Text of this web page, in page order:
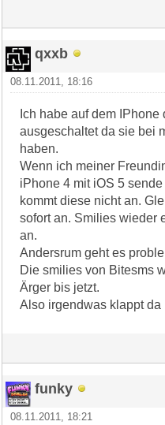
qxxb
08.11.2011, 18:16
Ich habe auf dem
ausgeschaltet da sie bei
haben.
Wenn ich meiner
iPhone 4 mit iOS 5
kommt diese nicht an.
sofort an. Smilies wieder
an.
Andersrum geht es
Die smilies von Bitesms
Ärger bis jetzt.
Also irgendwas klappt da
funky
08.11.2011, 18:21